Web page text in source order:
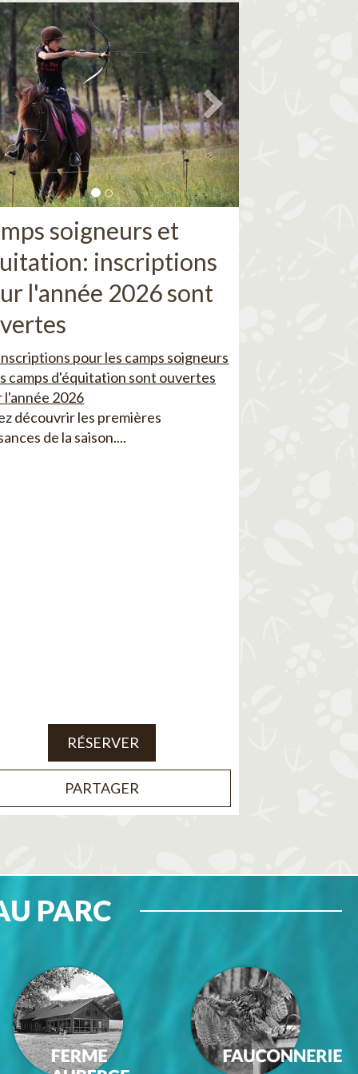
soigneurs et
inscriptions
l'année 2026 sont
pour les camps soigneurs
camps d'équitation sont ouvertes
l'année 2026
découvrir les premières
de la saison....
RÉSERVER
PARTAGER
PARC